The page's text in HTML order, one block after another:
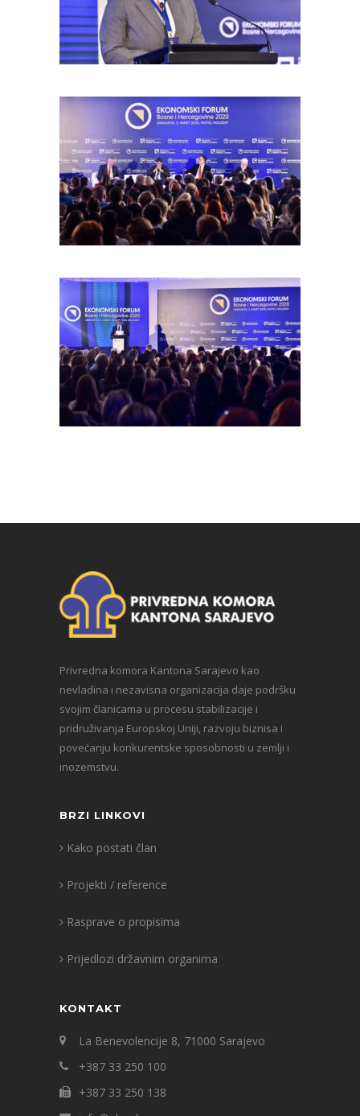
Privredna komora Kantona Sarajevo kao
nevladina i nezavisna organizacija daje podršku
svojim članicama u procesu stabilizacije i
pridruživanja Europskoj Uniji, razvoju biznisa i
povećanju konkurentske sposobnosti u zemlji i
inozemstvu.
BRZI LINKOVI
Kako postati član
Projekti / reference
Rasprave o propisima
Prijedlozi državnim organima
KONTAKT
La Benevolencije 8, 71000 Sarajevo
+387 33 250 100
+387 33 250 138